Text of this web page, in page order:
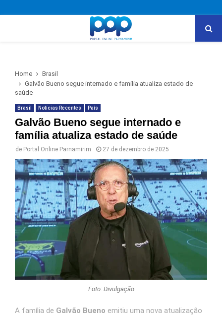
Home
Brasil
Galvão Bueno segue internado e família atualiza estado de
saúde
Brasil Notícias Recentes País
Galvão Bueno segue internado e
família atualiza estado de saúde
de Portal Online Parnamirim 27 de dezembro de 2025
Foto: Divulgação
A família de Galvão Bueno emitiu uma nova atualização